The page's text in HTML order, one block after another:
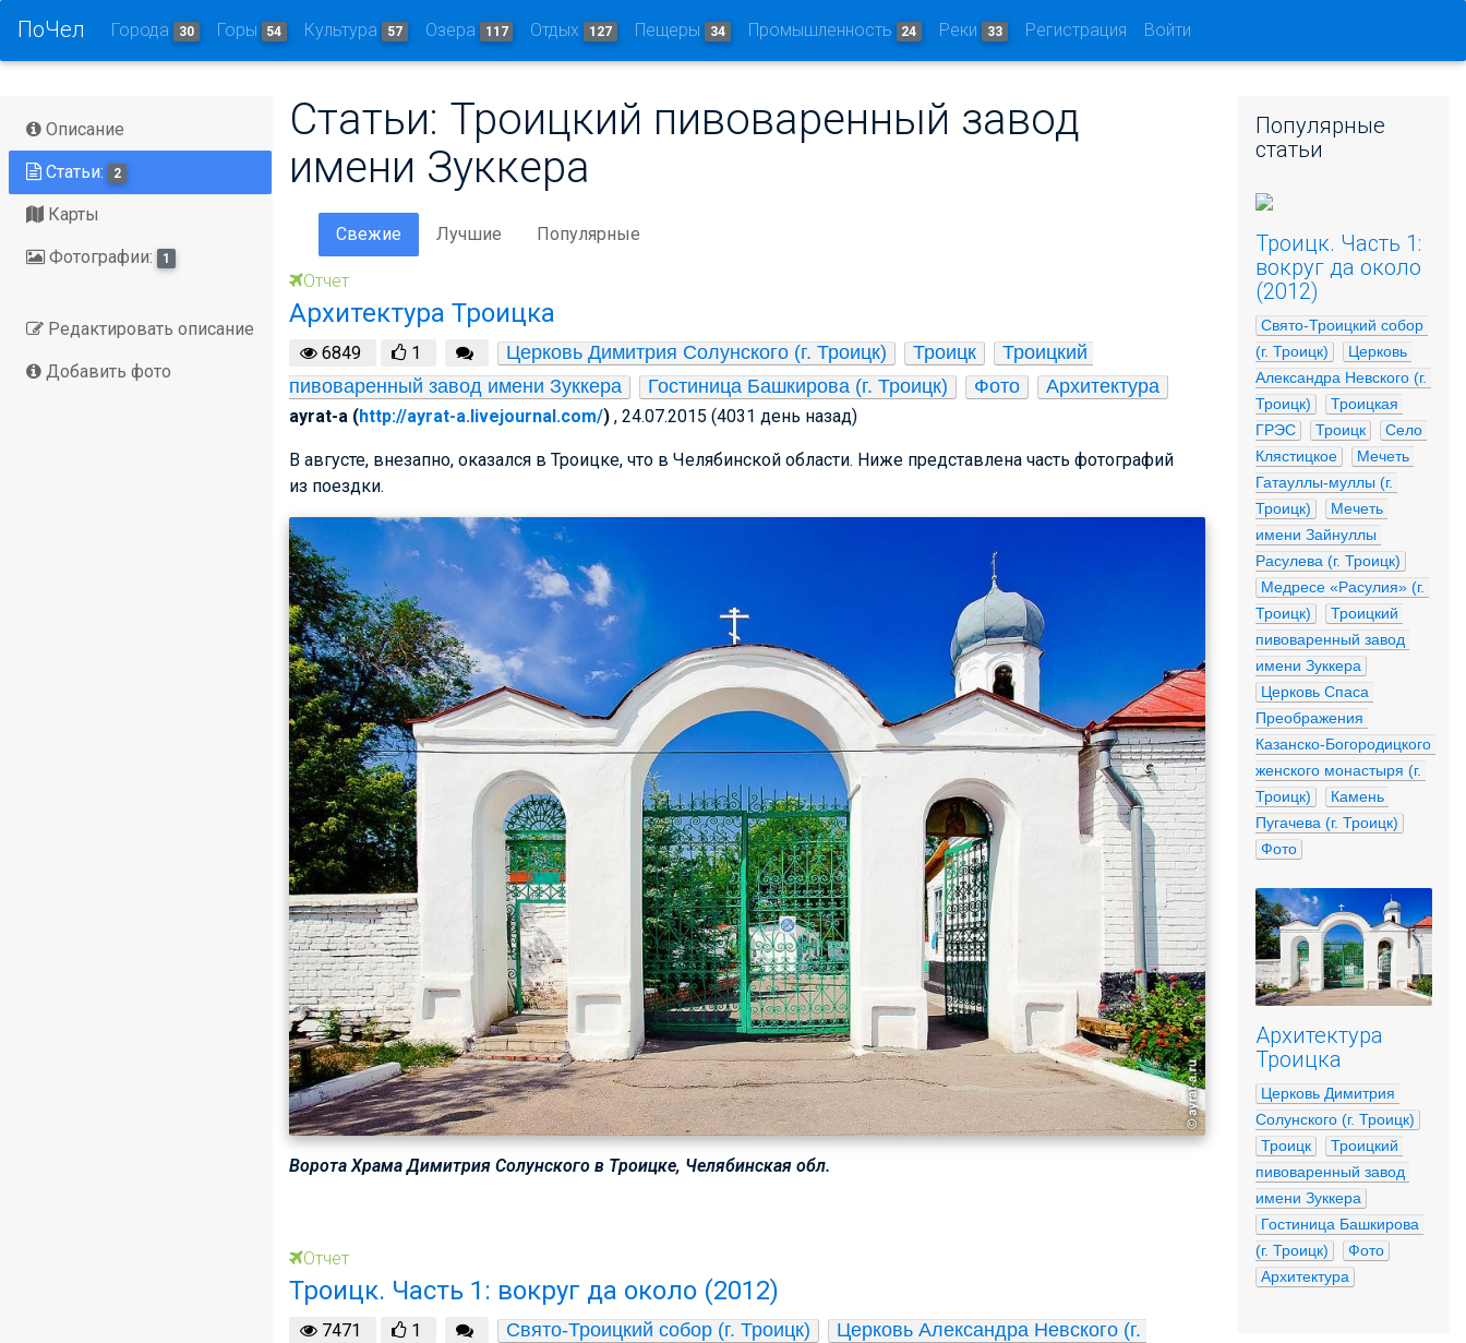
ПоЧел Города 30 Горы 54 Культура 57 Озера 117 Отдых 127 Пещеры 34 Промышленность 24 Реки 33 Регистрация Войти
Описание
Статьи: 2
Карты
Фотографии: 1
Редактировать описание
Добавить фото
Статьи: Троицкий пивоваренный завод
имени Зуккера
Свежие Лучшие Популярные
Отчет
Архитектура Троицка
6849 1 Церковь Димитрия Солунского (г. Троицк) Троицк
Троицкий
пивоваренный завод имени Зуккера
Гостиница Башкирова (г. Троицк) Фото Архитектура
ayrat-a (http://ayrat-a.livejournal.com/) , 24.07.2015 (4031 день назад)
В августе, внезапно, оказался в Троицке, что в Челябинской области. Ниже представлена часть фотографий
из поездки.
Ворота Храма Димитрия Солунского в Троицке, Челябинская обл.
Отчет
Троицк. Часть 1: вокруг да около (2012)
7471 1 Свято-Троицкий собор (г. Троицк)
Церковь Александра Невского (г.
Популярные
статьи
Троицк. Часть 1:
вокруг да около
(2012)
Свято-Троицкий собор
(г. Троицк)
Церковь
Александра Невского (г.
Троицк)
Троицкая
ГРЭС
Троицк
Село
Клястицкое
Мечеть
Гатауллы-муллы (г.
Троицк)
Мечеть
имени Зайнуллы
Расулева (г. Троицк)
Медресе «Расулия» (г.
Троицк)
Троицкий
пивоваренный завод
имени Зуккера
Церковь Спаса
Преображения
Казанско-Богородицкого
женского монастыря (г.
Троицк)
Камень
Пугачева (г. Троицк)
Фото
Архитектура
Троицка
Церковь Димитрия
Солунского (г. Троицк)
Троицк
Троицкий
пивоваренный завод
имени Зуккера
Гостиница Башкирова
(г. Троицк)
Фото
Архитектура